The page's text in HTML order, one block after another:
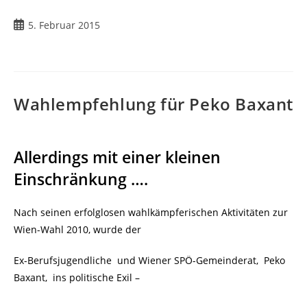
Beitrag5. Februar 2015
Wahlempfehlung für Peko Baxant
Allerdings mit einer kleinen
Einschränkung ….
Nach seinen erfolglosen wahlkämpferischen Aktivitäten zur
Wien-Wahl 2010, wurde der
Ex-Berufsjugendliche und Wiener SPÖ-Gemeinderat, Peko
Baxant, ins politische Exil –